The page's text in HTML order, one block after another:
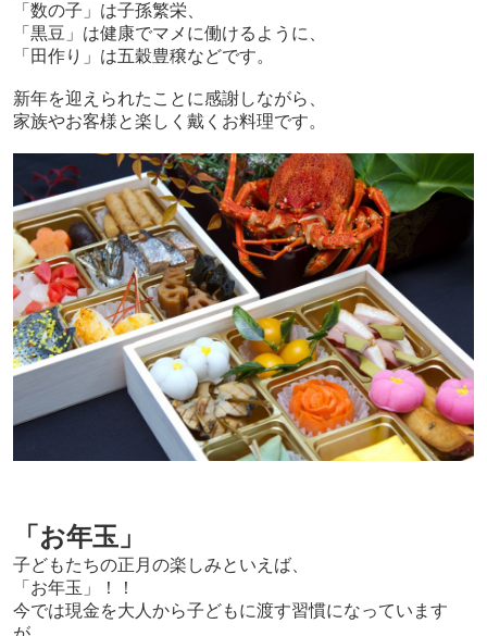
「数の子」は子孫繁栄、
「黒豆」は健康でマメに働けるように、
「田作り」は五穀豊穣などです。
新年を迎えられたことに感謝しながら、
家族やお客様と楽しく戴くお料理です。
「お年玉」
子どもたちの正月の楽しみといえば、
「お年玉」！！
今では現金を大人から子どもに渡す習慣になっています